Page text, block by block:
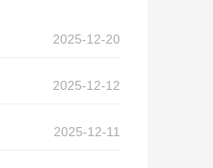
2025-12-20
2025-12-12
2025-12-11